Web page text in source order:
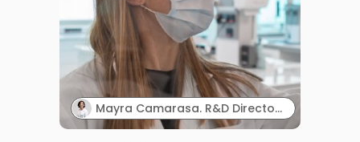
Mayra Camarasa. R&D Director. MartiDerm.